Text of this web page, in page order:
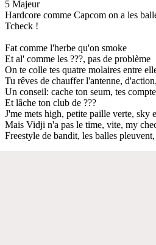
5 Majeur
Hardcore comme Capcom on a les
Tcheck !
Fat comme l'herbe qu'on smoke
Et al' comme les ???, pas de problème
On te colle tes quatre molaires entre
Tu rêves de chauffer l'antenne,
Un conseil: cache ton seum, tes
Et lâche ton club de ???
J'me mets high, petite paille verte, sky
Mais Vidji n'a pas le time, vite, my
Freestyle de bandit, les balles